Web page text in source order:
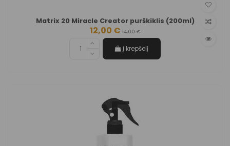
Matrix 20 Miracle Creator purškiklis (200ml)
12,00 €14,00 €
Į krepšelį